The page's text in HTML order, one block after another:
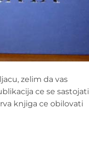
zelim da vas
ce se sastojati
knjiga ce obilovati